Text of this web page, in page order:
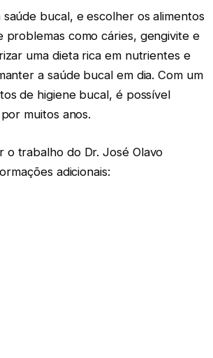
bucal, e escolher os alimentos
como cáries, gengivite e
uma dieta rica em nutrientes e
a saúde bucal em dia. Com um
de higiene bucal, é possível
muitos anos.
o trabalho do Dr. José Olavo
adicionais: